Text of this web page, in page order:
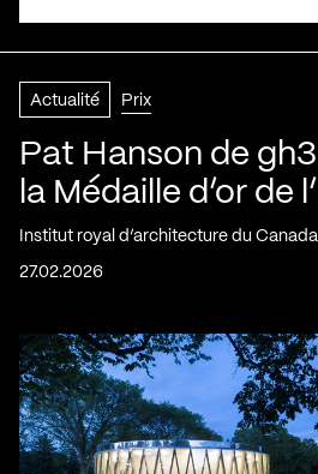
Actualité Prix
Pat Hanson de
la Médaille d’or de
Institut royal d’architecture du Canada
27.02.2026